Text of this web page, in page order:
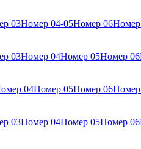
03Номер 04-05Номер 06
03Номер 04Номер 05Номер 06
04Номер 05Номер 06
03Номер 04Номер 05Номер 06